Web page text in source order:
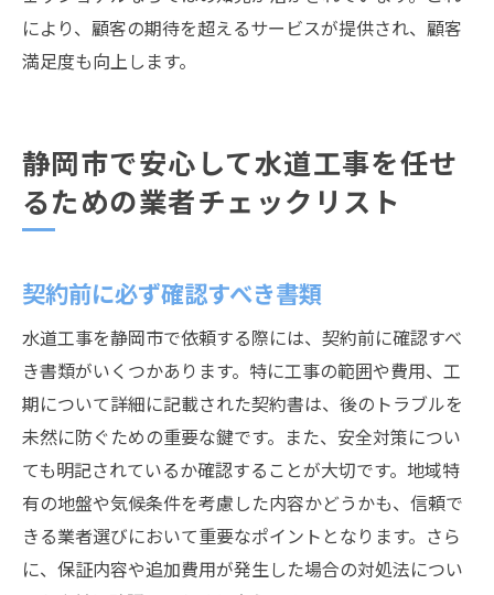
により、顧客の期待を超えるサービスが提供され、顧客
満足度も向上します。
静岡市で安心して水道工事を任せ
るための業者チェックリスト
契約前に必ず確認すべき書類
水道工事を静岡市で依頼する際には、契約前に確認すべ
き書類がいくつかあります。特に工事の範囲や費用、工
期について詳細に記載された契約書は、後のトラブルを
未然に防ぐための重要な鍵です。また、安全対策につい
ても明記されているか確認することが大切です。地域特
有の地盤や気候条件を考慮した内容かどうかも、信頼で
きる業者選びにおいて重要なポイントとなります。さら
に、保証内容や追加費用が発生した場合の対処法につい